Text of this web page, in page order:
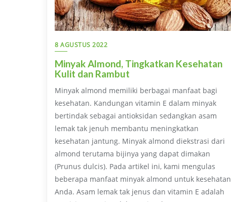
8 AGUSTUS 2022
Minyak Almond, Tingkatkan Kesehatan
Kulit dan Rambut
Minyak almond memiliki berbagai manfaat bagi
kesehatan. Kandungan vitamin E dalam minyak
bertindak sebagai antioksidan sedangkan asam
lemak tak jenuh membantu meningkatkan
kesehatan jantung. Minyak almond diekstrasi dari
almond terutama bijinya yang dapat dimakan
(Prunus dulcis). Pada artikel ini, kami mengulas
beberapa manfaat minyak almond untuk kesehatan
Anda. Asam lemak tak jenus dan vitamin E adalah